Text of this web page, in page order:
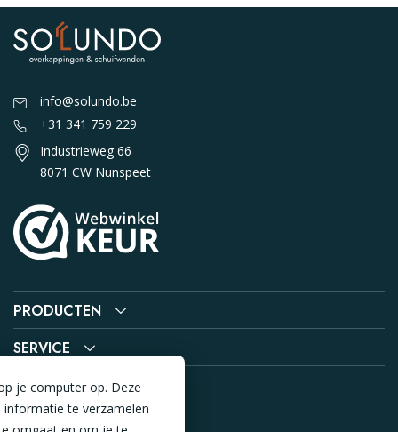
info@solundo.be
+31 341 759 229
Industrieweg 66
8071 CW Nunspeet
PRODUCTEN
SERVICE
je computer op. Deze
te verzamelen